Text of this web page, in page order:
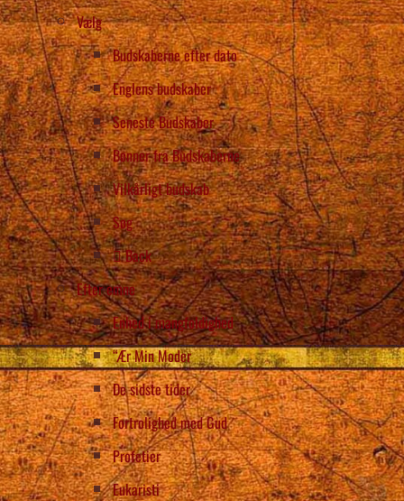
Vælg
Budskaberne efter dato
Englens budskaber
Seneste Budskaber
Bønner fra Budskaberne
Vilkårligt budskab
Søg
Back
Efter emne
Enhed i mangfoldighed
“Ær Min Moder
De sidste tider
Fortrolighed med Gud
Profetier
Eukaristi